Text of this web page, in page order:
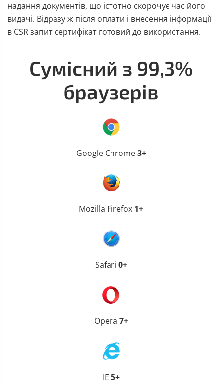
надання документів, що істотно скорочує час його
видачі. Відразу ж після оплати і внесення інформації
в CSR запит сертифікат готовий до використання.
Сумісний з 99,3%
браузерів
Google Chrome3+
Mozilla Firefox 1+
Safari 0+
Opera 7+
IE 5+